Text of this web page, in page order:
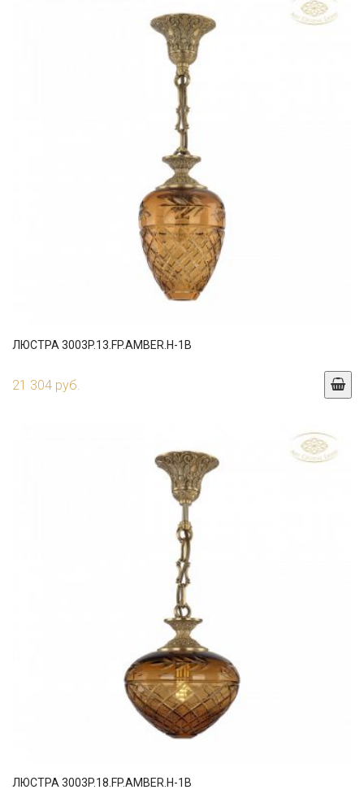
ЛЮСТРА 3003P.13.FP.AMBER.H-1B
21 304 руб.
ЛЮСТРА 3003P.18.FP.AMBER.H-1B